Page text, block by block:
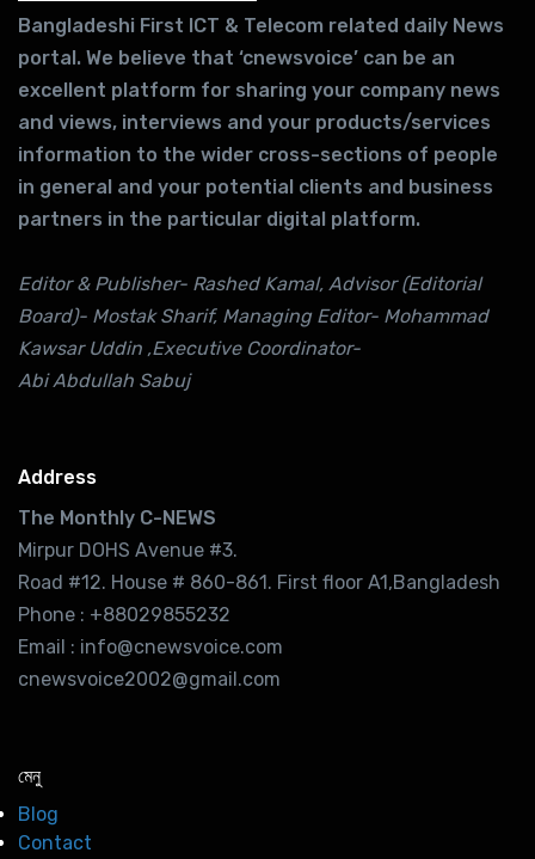
Bangladeshi First ICT & Telecom related daily News
portal. We believe that ‘cnewsvoice’ can be an
excellent platform for sharing your company news
and views, interviews and your products/services
information to the wider cross-sections of people
in general and your potential clients and business
partners in the particular digital platform.
Editor & Publisher- Rashed Kamal, Advisor (Editorial
Board)- Mostak Sharif, Managing Editor- Mohammad
Kawsar Uddin ,Executive Coordinator-
Abi Abdullah Sabuj
Address
The Monthly C-NEWS
Mirpur DOHS Avenue #3.
Road #12. House # 860-861. First floor A1,Bangladesh
Phone : +88029855232
Email : info@cnewsvoice.com
cnewsvoice2002@gmail.com
মেনু
Blog
Contact